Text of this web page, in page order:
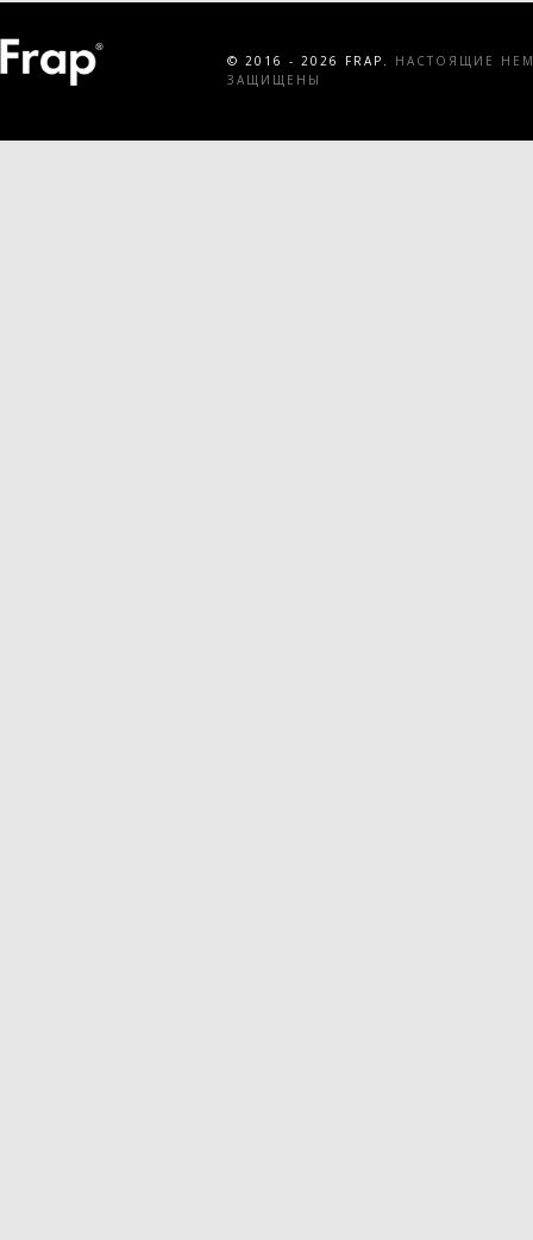
© 2016 - 2026 FRAP.
НАСТОЯЩИЕ
ЗАЩИЩЕНЫ